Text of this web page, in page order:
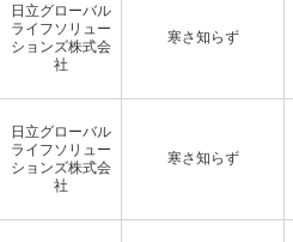
日立グローバル
ライフソリュー
ションズ株式会
社
寒さ知らず
日立グローバル
ライフソリュー
ションズ株式会
社
寒さ知らず